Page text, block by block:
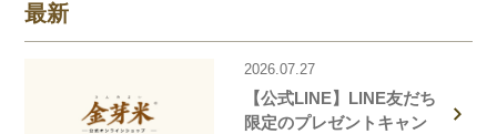
最新
2026.07.27
【公式LINE】LINE友だち
限定のプレゼントキャン